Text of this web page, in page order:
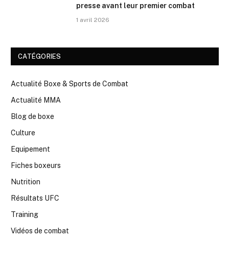
presse avant leur premier combat
1 avril 2026
CATÉGORIES
Actualité Boxe & Sports de Combat
Actualité MMA
Blog de boxe
Culture
Equipement
Fiches boxeurs
Nutrition
Résultats UFC
Training
Vidéos de combat